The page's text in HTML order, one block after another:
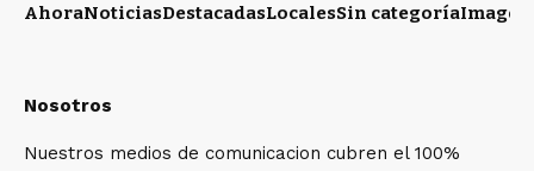
AhoraNoticiasDestacadasLocalesSin categoríaImagen
Nosotros
Nuestros medios de comunicacion cubren el 100%